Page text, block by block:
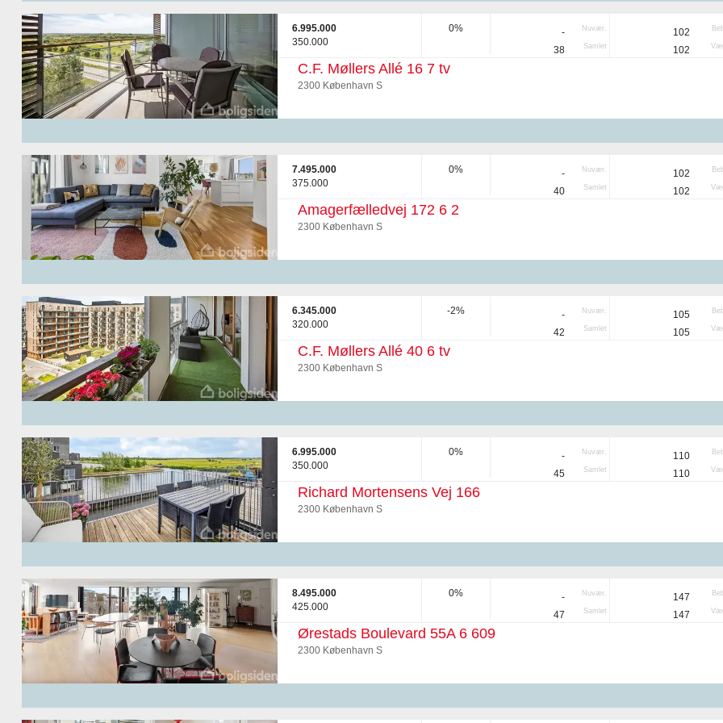
6.995.000
350.000
0% - Nuvær.
38 Samlet
102
102
C.F. Møllers Allé 16 7 tv
2300 København S
7.495.000
375.000
0% - Nuvær.
40 Samlet
102
102
Amagerfælledvej 172 6 2
2300 København S
6.345.000
320.000
-2% - Nuvær.
42 Samlet
105
105
C.F. Møllers Allé 40 6 tv
2300 København S
6.995.000
350.000
0% - Nuvær.
45 Samlet
110
110
Richard Mortensens Vej 166
2300 København S
8.495.000
425.000
0% - Nuvær.
47 Samlet
147
147
Ørestads Boulevard 55A 6 609
2300 København S